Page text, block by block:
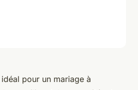
pour un mariage à